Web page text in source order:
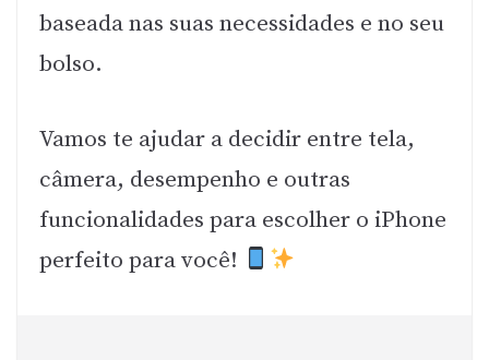
baseada nas suas necessidades e no seu
bolso.
Vamos te ajudar a decidir entre tela,
câmera, desempenho e outras
funcionalidades para escolher o iPhone
perfeito para você!